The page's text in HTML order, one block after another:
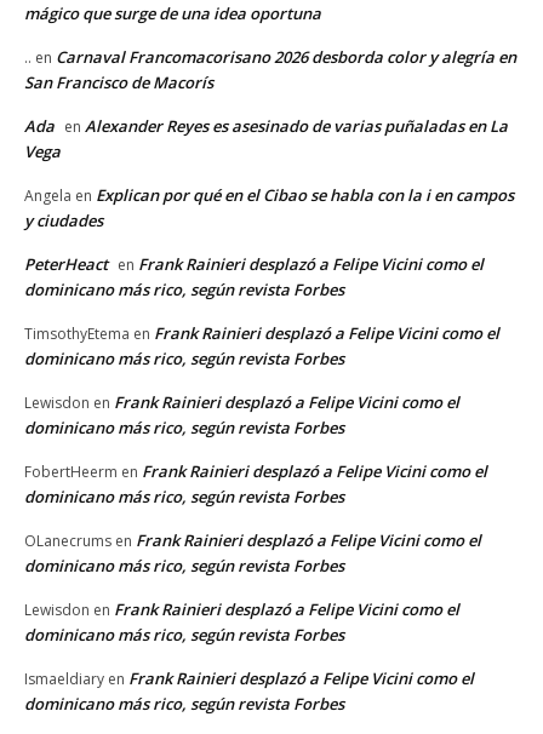
mágico que surge de una idea oportuna
.. en Carnaval Francomacorisano 2026 desborda color y alegría en
San Francisco de Macorís
Ada en Alexander Reyes es asesinado de varias puñaladas en La
Vega
Angela en Explican por qué en el Cibao se habla con la i en campos
y ciudades
PeterHeact en Frank Rainieri desplazó a Felipe Vicini como el
dominicano más rico, según revista Forbes
TimsothyEtema en Frank Rainieri desplazó a Felipe Vicini como el
dominicano más rico, según revista Forbes
Lewisdon en Frank Rainieri desplazó a Felipe Vicini como el
dominicano más rico, según revista Forbes
FobertHeerm en Frank Rainieri desplazó a Felipe Vicini como el
dominicano más rico, según revista Forbes
OLanecrums en Frank Rainieri desplazó a Felipe Vicini como el
dominicano más rico, según revista Forbes
Lewisdon en Frank Rainieri desplazó a Felipe Vicini como el
dominicano más rico, según revista Forbes
Ismaeldiary en Frank Rainieri desplazó a Felipe Vicini como el
dominicano más rico, según revista Forbes